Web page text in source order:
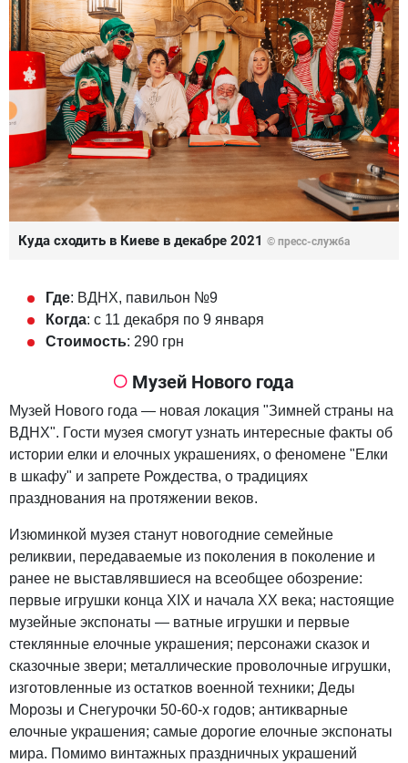
Куда сходить в Киеве в декабре 2021 © пресс-служба
Где: ВДНХ, павильон №9
Когда: с 11 декабря по 9 января
Стоимость: 290 грн
Музей Нового года
Музей Нового года — новая локация "Зимней страны на
ВДНХ". Гости музея смогут узнать интересные факты об
истории елки и елочных украшениях, о феномене "Елки
в шкафу" и запрете Рождества, о традициях
празднования на протяжении веков.
Изюминкой музея станут новогодние семейные
реликвии, передаваемые из поколения в поколение и
ранее не выставлявшиеся на всеобщее обозрение:
первые игрушки конца ХIX и начала ХХ века; настоящие
музейные экспонаты — ватные игрушки и первые
стеклянные елочные украшения; персонажи сказок и
сказочные звери; металлические проволочные игрушки,
изготовленные из остатков военной техники; Деды
Морозы и Снегурочки 50-60-х годов; антикварные
елочные украшения; самые дорогие елочные экспонаты
мира. Помимо винтажных праздничных украшений